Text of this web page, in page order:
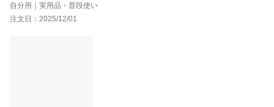
自分用｜実用品・普段使い
注文日：2025/12/01